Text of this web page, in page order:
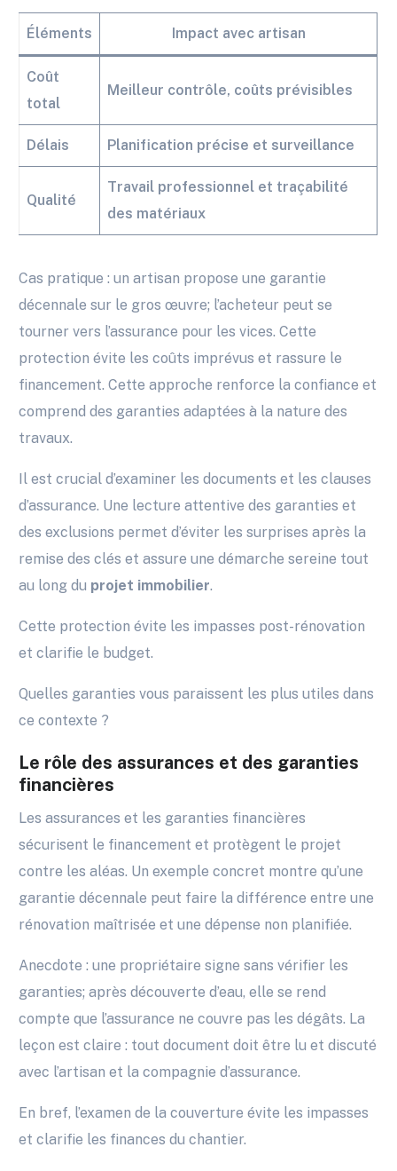
Éléments Impact avec artisan
Coût
total
Meilleur contrôle, coûts prévisibles
Délais Planification précise et surveillance
Qualité
Travail professionnel et traçabilité
des matériaux
Cas pratique : un artisan propose une garantie
décennale sur le gros œuvre; l’acheteur peut se
tourner vers l’assurance pour les vices. Cette
protection évite les coûts imprévus et rassure le
financement. Cette approche renforce la confiance et
comprend des garanties adaptées à la nature des
travaux.
Il est crucial d’examiner les documents et les clauses
d’assurance. Une lecture attentive des garanties et
des exclusions permet d’éviter les surprises après la
remise des clés et assure une démarche sereine tout
au long du projet immobilier.
Cette protection évite les impasses post-rénovation
et clarifie le budget.
Quelles garanties vous paraissent les plus utiles dans
ce contexte ?
Le rôle des assurances et des garanties
financières
Les assurances et les garanties financières
sécurisent le financement et protègent le projet
contre les aléas. Un exemple concret montre qu’une
garantie décennale peut faire la différence entre une
rénovation maîtrisée et une dépense non planifiée.
Anecdote : une propriétaire signe sans vérifier les
garanties; après découverte d’eau, elle se rend
compte que l’assurance ne couvre pas les dégâts. La
leçon est claire : tout document doit être lu et discuté
avec l’artisan et la compagnie d’assurance.
En bref, l’examen de la couverture évite les impasses
et clarifie les finances du chantier.